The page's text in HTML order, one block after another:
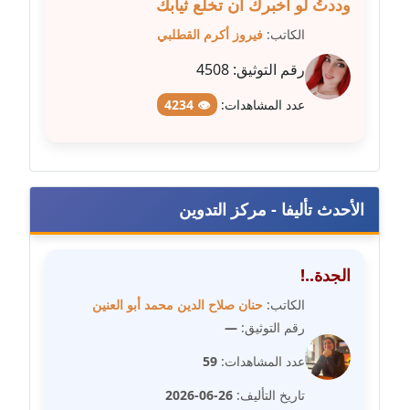
مدونة شيماء حسني
مدونة شيماء عبد المقصود
مدونة شيماء عصام
عاملة
مدونة شيماء عمارة
مدونة شيماء مكى
عاملة
مدونة صفا غنيم
عاملة
وددتُ لو أخبرك أن تخلع ثيابك
الكاتب: فيروز أكرم القطلبي
رقم التوثيق: 4508
عدد المشاهدات: 👁 4234
الأحدث تأليفا - مركز التدوين
الجدة..!
الكاتب: حنان صلاح الدين محمد أبو العنين
رقم التوثيق: —
عدد المشاهدات: 59
تاريخ التأليف: 26-06-2026